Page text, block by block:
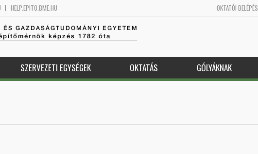
HELP.EPITO.BME.HU OKTATÓI BELÉPÉS
GAZDASÁGTUDOMÁNYI EGYETEM
képzés 1782 óta
SZERVEZETI EGYSÉGEK OKTATÁS GÓLYÁKNAK